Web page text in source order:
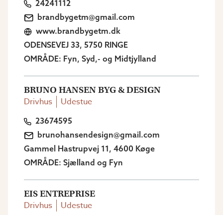
24241112
brandbygetm@gmail.com
www.brandbygetm.dk
ODENSEVEJ 33, 5750 RINGE
OMRÅDE: Fyn, Syd,- og Midtjylland
BRUNO HANSEN BYG & DESIGN
Drivhus Udestue
23674595
brunohansendesign@gmail.com
Gammel Hastrupvej 11, 4600 Køge
OMRÅDE: Sjælland og Fyn
EIS ENTREPRISE
Drivhus Udestue